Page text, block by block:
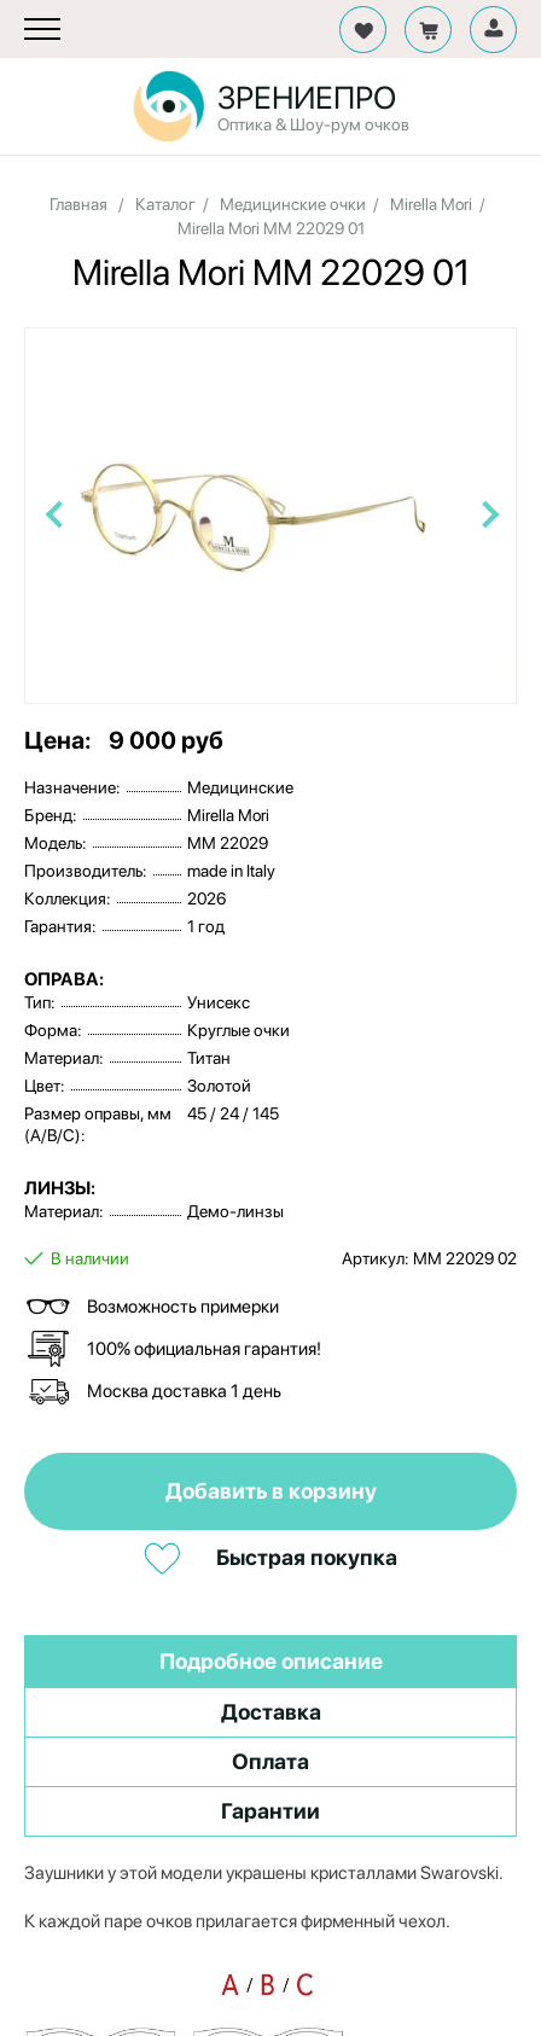
ЗРЕНИЕПРО
Оптика & Шоу-рум очков
Главная / Каталог / Медицинские очки / Mirella Mori /
Mirella Mori MM 22029 01
Mirella Mori MM 22029 01
Цена: 9 000 руб
Назначение:
Медицинские
Бренд:
Mirella Mori
Модель:
MM 22029
Производитель:
made in Italy
Коллекция:
2026
Гарантия:
1 год
ОПРАВА:
Тип:
Унисекс
Форма:
Круглые очки
Материал:
Титан
Цвет:
Золотой
Размер оправы, мм
(A/B/C):
45 / 24 / 145
ЛИНЗЫ:
Материал: Демо-линзы
В наличии Артикул: MM 22029 02
Возможность примерки
100% официальная гарантия!
Москва доставка 1 день
Добавить в корзину
Быстрая покупка
Подробное описание
Доставка
Оплата
Гарантии
Заушники у этой модели украшены кристаллами Swarovski.
К каждой паре очков прилагается фирменный чехол.